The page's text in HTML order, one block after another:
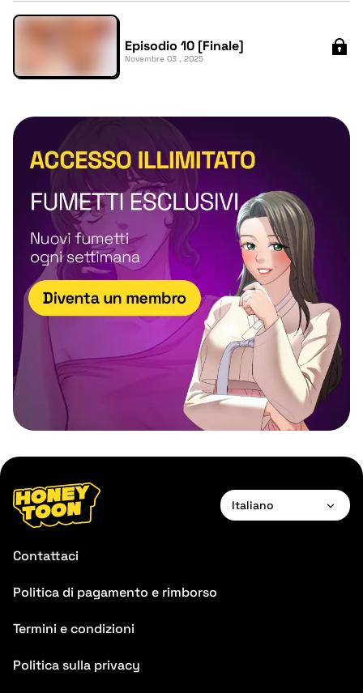
Episodio 10 [Finale]
Novembre 03 , 2025
Italiano
Contattaci
Politica di pagamento e rimborso
Termini e condizioni
Politica sulla privacy